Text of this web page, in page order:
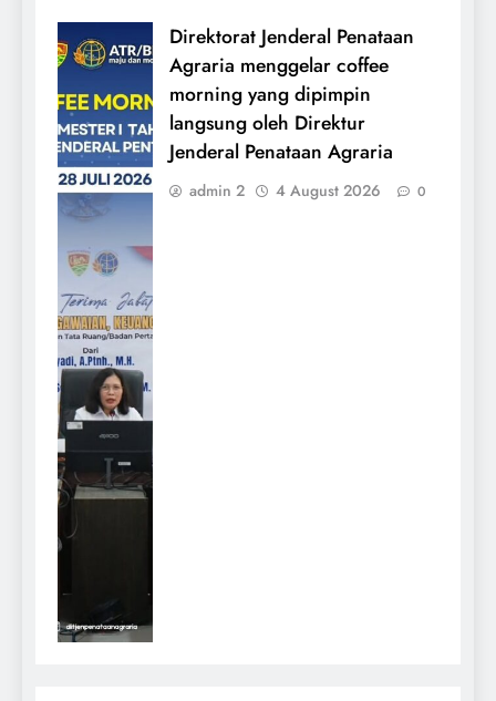
Direktorat Jenderal Penataan
Agraria menggelar coffee
morning yang dipimpin
langsung oleh Direktur
Jenderal Penataan Agraria
admin 2 4 August 2026 0